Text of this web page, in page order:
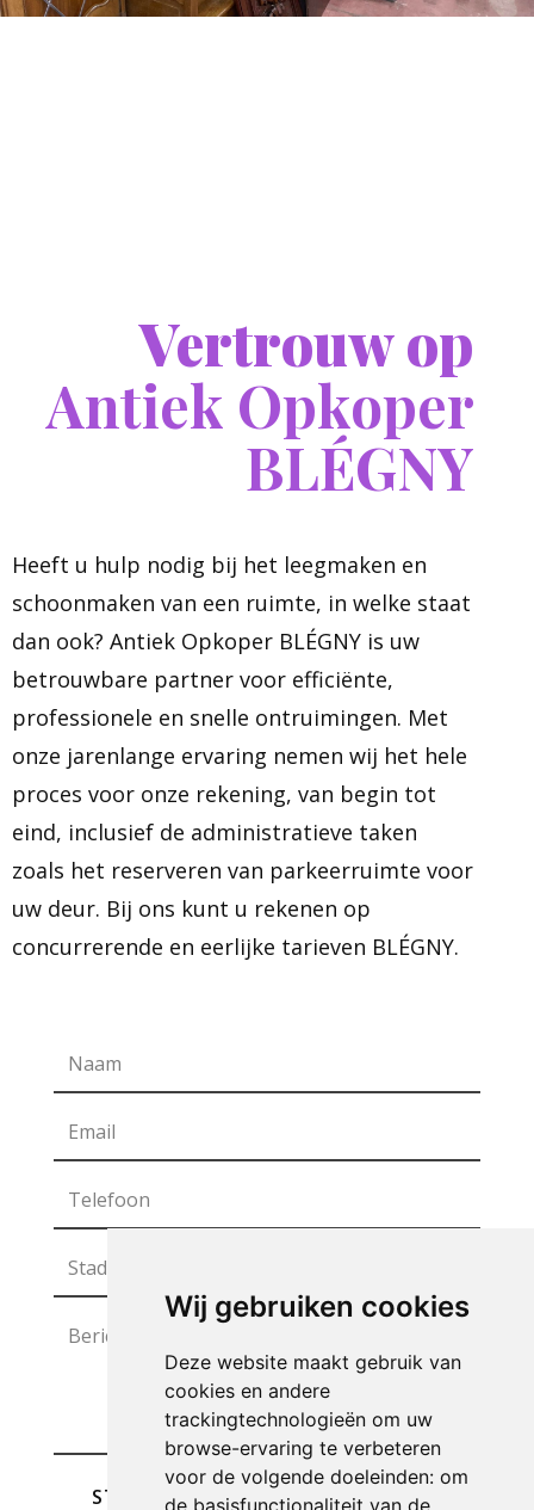
Wij gebruiken cookies
Deze website maakt gebruik van
cookies en andere
trackingtechnologieën om uw
browse-ervaring te verbeteren
voor de volgende doeleinden: om
de basisfunctionaliteit van de
Vertrouw op
Antiek Opkoper
BLÉGNY
Heeft u hulp nodig bij het leegmaken en
schoonmaken van een ruimte, in welke staat
dan ook? Antiek Opkoper BLÉGNY is uw
betrouwbare partner voor efficiënte,
professionele en snelle ontruimingen. Met
onze jarenlange ervaring nemen wij het hele
proces voor onze rekening, van begin tot
eind, inclusief de administratieve taken
zoals het reserveren van parkeerruimte voor
uw deur. Bij ons kunt u rekenen op
concurrerende en eerlijke tarieven BLÉGNY.
STUREN